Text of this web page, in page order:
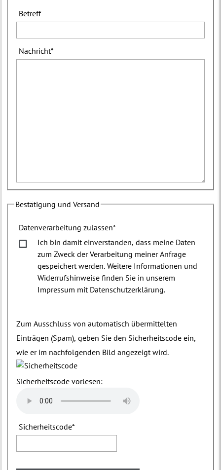
Betreff
Nachricht*
Bestätigung und Versand
Datenverarbeitung zulassen*
Ich bin damit einverstanden, dass meine Daten
zum Zweck der Verarbeitung meiner Anfrage
gespeichert werden. Weitere Informationen und
Widerrufshinweise finden Sie in unserem
Impressum mit Datenschutzerklärung.
Zum Ausschluss von automatisch übermittelten
Einträgen (Spam), geben Sie den Sicherheitscode ein,
wie er im nachfolgenden Bild angezeigt wird.
Sicherheitscode vorlesen:
Sicherheitscode*